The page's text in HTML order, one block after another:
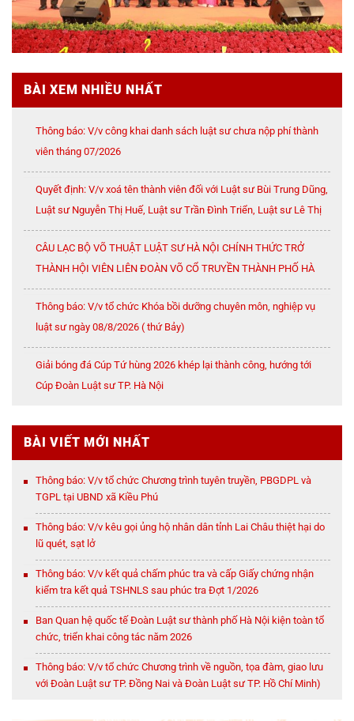
BÀI XEM NHIỀU NHẤT
Thông báo: V/v công khai danh sách luật sư chưa nộp phí thành
viên tháng 07/2026
Quyết định: V/v xoá tên thành viên đối với Luật sư Bùi Trung Dũng,
Luật sư Nguyễn Thị Huế, Luật sư Trần Đình Triển, Luật sư Lê Thị
Oanh
CÂU LẠC BỘ VÕ THUẬT LUẬT SƯ HÀ NỘI CHÍNH THỨC TRỞ
THÀNH HỘI VIÊN LIÊN ĐOÀN VÕ CỔ TRUYỀN THÀNH PHỐ HÀ
NỘI
Thông báo: V/v tổ chức Khóa bồi dưỡng chuyên môn, nghiệp vụ
luật sư ngày 08/8/2026 ( thứ Bảy)
Giải bóng đá Cúp Tứ hùng 2026 khép lại thành công, hướng tới
Cúp Đoàn Luật sư TP. Hà Nội
BÀI VIẾT MỚI NHẤT
Thông báo: V/v tổ chức Chương trình tuyên truyền, PBGDPL và
TGPL tại UBND xã Kiều Phú
Thông báo: V/v kêu gọi ủng hộ nhân dân tỉnh Lai Châu thiệt hại do
lũ quét, sạt lở
Thông báo: V/v kết quả chấm phúc tra và cấp Giấy chứng nhận
kiểm tra kết quả TSHNLS sau phúc tra Đợt 1/2026
Ban Quan hệ quốc tế Đoàn Luật sư thành phố Hà Nội kiện toàn tổ
chức, triển khai công tác năm 2026
Thông báo: V/v tổ chức Chương trình về nguồn, tọa đàm, giao lưu
với Đoàn Luật sư TP. Đồng Nai và Đoàn Luật sư TP. Hồ Chí Minh)